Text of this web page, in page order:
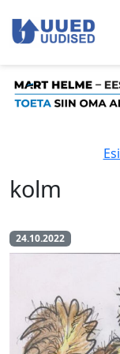
kolm
24.10.2022